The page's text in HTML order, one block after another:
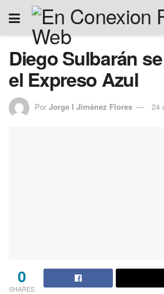
Diego Sulbarán
el Expreso Azul
Por Jorge I Jiménez Flores 24
0
SHARES